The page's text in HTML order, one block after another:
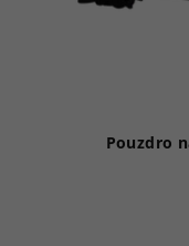
Pouzdro